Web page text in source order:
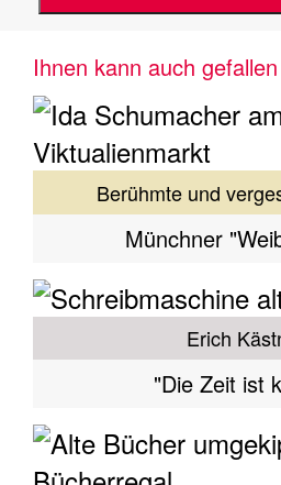
Ihnen kann auch gefallen
Berühmte und
Münchner
Erich
"Die Zeit ist